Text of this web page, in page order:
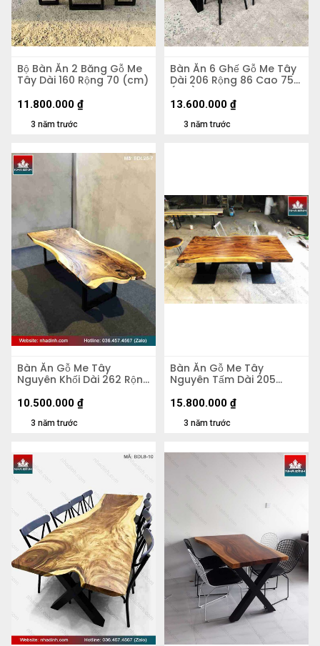
Bộ Bàn Ăn 2 Băng Gỗ Me
Tây Dài 160 Rộng 70 (cm)
3 năm trước
11.800.000 ₫
Bàn Ăn 6 Ghế Gỗ Me Tây
Dài 206 Rộng 86 Cao 75
(cm)
3 năm trước
13.600.000 ₫
Bàn Ăn Gỗ Me Tây
Nguyên Khối Dài 262 Rộng
117-90-110 Dày 5,3 Cao 75
(cm)
3 năm trước
10.500.000 ₫
Bàn Ăn Gỗ Me Tây
Nguyên Tấm Dài 205
Rộng 103-97-98 Dày 7
(cm)
3 năm trước
15.800.000 ₫